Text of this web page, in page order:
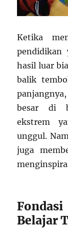
Ketika
pendidikan
hasil luar
balik
besar di
ekstrem
unggul.
juga
Belajar